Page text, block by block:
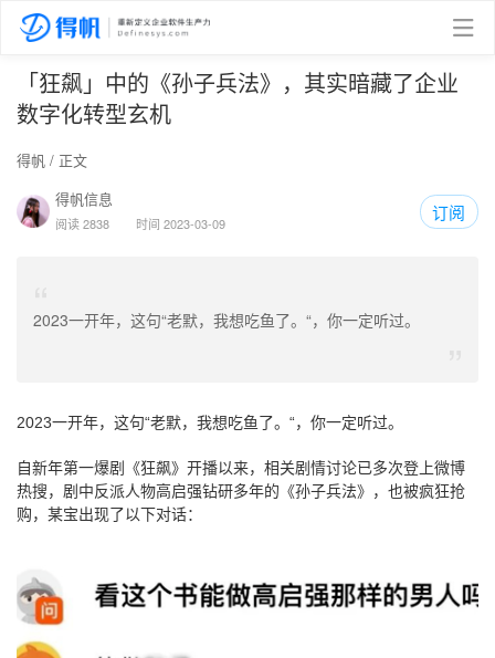
「狂飙」中的《孙子兵法》，其实暗藏了企业
数字化转型玄机
得帆 / 正文
得帆信息
阅读 2838 时间 2023-03-09
订阅
“
2023一开年，这句“老默，我想吃鱼了。“，你一定听过。
2023一开年，这句“老默，我想吃鱼了。“，你一定听过。
自新年第一爆剧《狂飙》开播以来，相关剧情讨论已多次登上微博
热搜，剧中反派人物高启强钻研多年的《孙子兵法》，也被疯狂抢
购，某宝出现了以下对话：